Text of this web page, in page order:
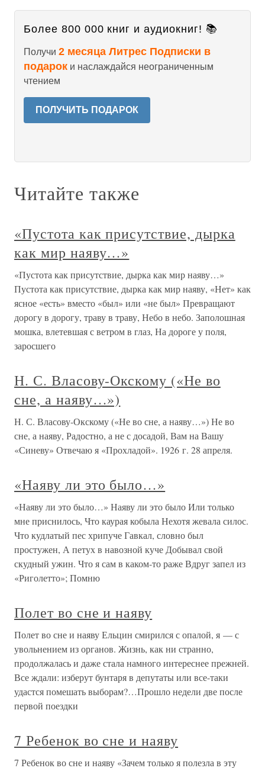
Более 800 000 книг и аудиокниг! 📚
Получи 2 месяца Литрес Подписки в
подарок и наслаждайся неограниченным
чтением
ПОЛУЧИТЬ ПОДАРОК
Читайте также
«Пустота как присутствие, дырка
как мир наяву…»
«Пустота как присутствие, дырка как мир наяву…»
Пустота как присутствие, дырка как мир наяву, «Нет» как
ясное «есть» вместо «был» или «не был» Превращают
дорогу в дорогу, траву в траву, Небо в небо. Заполошная
мошка, влетевшая с ветром в глаз, На дороге у поля,
заросшего
Н. С. Власову-Окскому («Не во
сне, а наяву…»)
Н. С. Власову-Окскому («Не во сне, а наяву…») Не во
сне, а наяву, Радостно, а не с досадой, Вам на Вашу
«Синеву» Отвечаю я «Прохладой». 1926 г. 28 апреля.
«Наяву ли это было…»
«Наяву ли это было…» Наяву ли это было Или только
мне приснилось, Что каурая кобыла Нехотя жевала силос.
Что кудлатый пес хрипуче Гавкал, словно был
простужен, А петух в навозной куче Добывал свой
скудный ужин. Что я сам в каком-то раже Вдруг запел из
«Риголетто»; Помню
Полет во сне и наяву
Полет во сне и наяву Ельцин смирился с опалой, я — с
увольнением из органов. Жизнь, как ни странно,
продолжалась и даже стала намного интереснее прежней.
Все ждали: изберут бунтаря в депутаты или все-таки
удастся помешать выборам?…Прошло недели две после
первой поездки
7 Ребенок во сне и наяву
7 Ребенок во сне и наяву «Зачем только я полезла в эту